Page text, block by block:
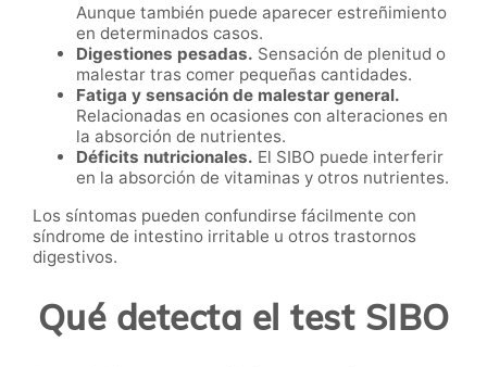
Aunque también puede aparecer estreñimiento
en determinados casos.
Digestiones pesadas. Sensación de plenitud o
malestar tras comer pequeñas cantidades.
Fatiga y sensación de malestar general.
Relacionadas en ocasiones con alteraciones en
la absorción de nutrientes.
Déficits nutricionales. El SIBO puede interferir
en la absorción de vitaminas y otros nutrientes.
Los síntomas pueden confundirse fácilmente con
síndrome de intestino irritable u otros trastornos
digestivos.
Qué detecta el test SIBO